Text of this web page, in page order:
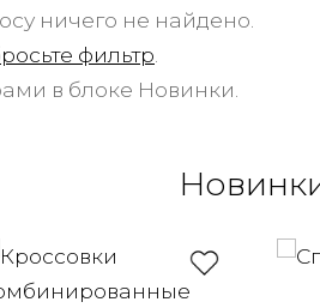
ничего не найдено.
фильтр
в блоке Новинки.